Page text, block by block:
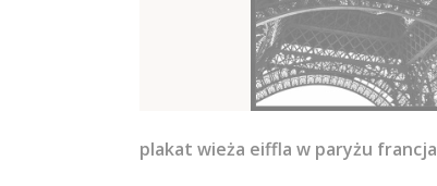
plakat wieża eiffla w paryżu francja